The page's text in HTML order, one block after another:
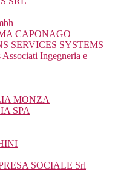
CAPONAGO
SERVICES SYSTEMS
Ingegneria e
MONZA
SPA
SOCIALE Srl